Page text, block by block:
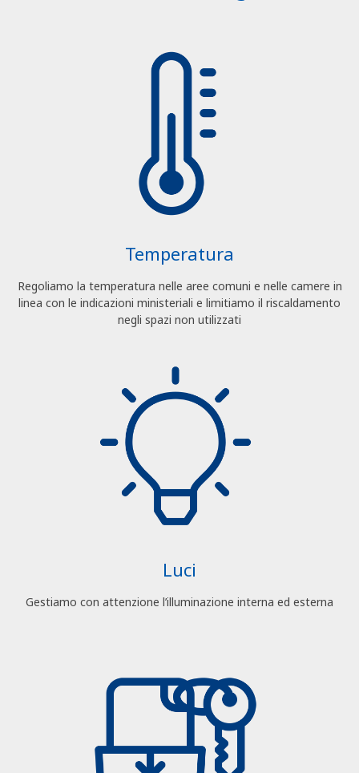
Temperatura
Regoliamo la temperatura nelle aree comuni e nelle camere in
linea con le indicazioni ministeriali e limitiamo il riscaldamento
negli spazi non utilizzati
Luci
Gestiamo con attenzione l’illuminazione interna ed esterna